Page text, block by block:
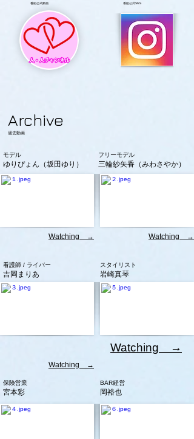
番組公式動画 番組公式SNS
Archive
過去動画
モデル
ゆりぴょん（坂田ゆり）
Watching →
看護師 / ライバー
吉岡まりあ
フリーモデル
三輪紗矢香（みわさやか）
Watching →
スタイリスト
岩崎真琴
Watching →
Watching →
保険営業
宮本彩
BAR経営
岡裕也